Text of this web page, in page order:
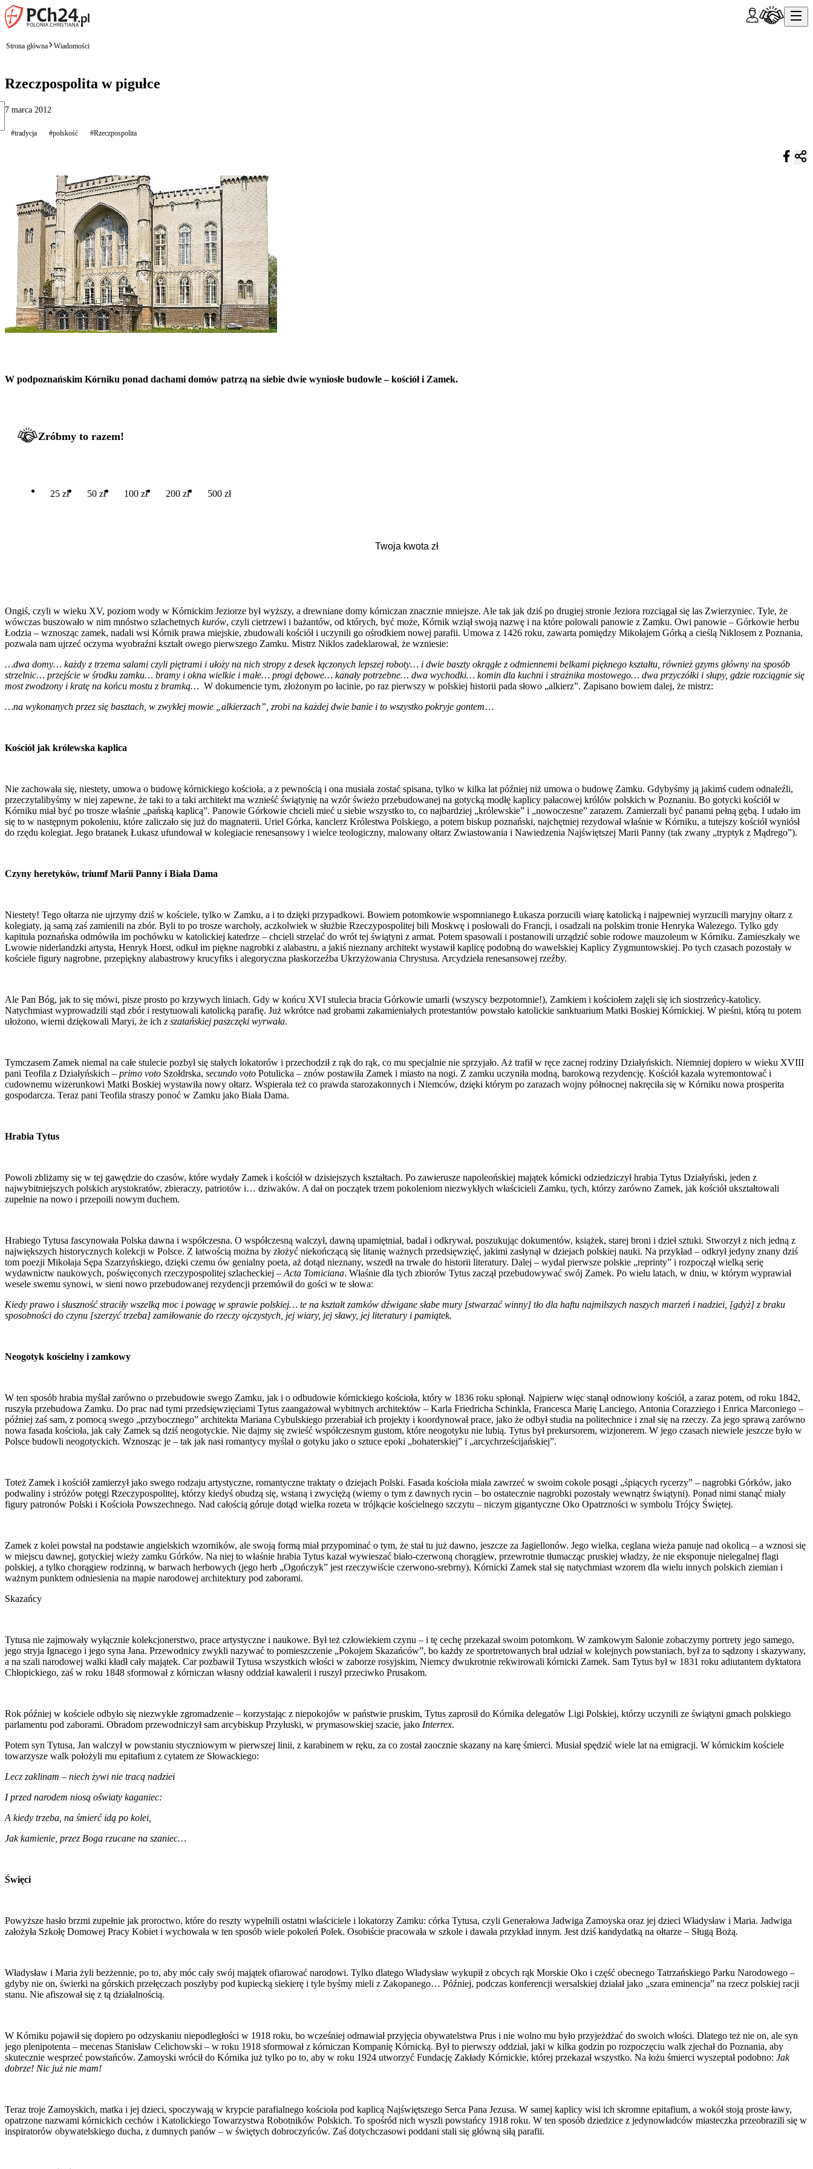
Strona główna Wiadomości
Rzeczpospolita w pigułce
7 marca 2012
#tradycja #polskość #Rzeczpospolita
W podpoznańskim Kórniku ponad dachami domów patrzą na siebie dwie wyniosłe budowle – kościół i Zamek.
Zróbmy to razem!
25 zł 50 zł 100 zł 200 zł 500 zł
Ongiś, czyli w wieku XV, poziom wody w Kórnickim Jeziorze był wyższy, a drewniane domy kórniczan znacznie mniejsze. Ale tak jak dziś po drugiej stronie Jeziora rozciągał się las Zwierzyniec. Tyle, że
wówczas buszowało w nim mnóstwo szlachetnych kurów, czyli cietrzewi i bażantów, od których, być może, Kórnik wziął swoją nazwę i na które polowali panowie z Zamku. Owi panowie – Górkowie herbu
Łodzia – wznosząc zamek, nadali wsi Kórnik prawa miejskie, zbudowali kościół i uczynili go ośrodkiem nowej parafii. Umowa z 1426 roku, zawarta pomiędzy Mikołajem Górką a cieślą Niklosem z Poznania,
pozwala nam ujrzeć oczyma wyobraźni kształt owego pierwszego Zamku. Mistrz Niklos zadeklarował, że wzniesie:
…dwa domy… każdy z trzema salami czyli piętrami i ułoży na nich stropy z desek łączonych lepszej roboty… i dwie baszty okrągłe z odmiennemi belkami pięknego kształtu, również gzyms główny na sposób
strzelnic… przejście w środku zamku… bramy i okna wielkie i małe… progi dębowe… kanały potrzebne… dwa wychodki… komin dla kuchni i strażnika mostowego… dwa przyczółki i słupy, gdzie rozciągnie się
most zwodzony i kratę na końcu mostu z bramką… W dokumencie tym, złożonym po łacinie, po raz pierwszy w polskiej historii pada słowo „alkierz”. Zapisano bowiem dalej, że mistrz:
…na wykonanych przez się basztach, w zwykłej mowie „alkierzach”, zrobi na każdej dwie banie i to wszystko pokryje gontem…
Kościół jak królewska kaplica
Nie zachowała się, niestety, umowa o budowę kórnickiego kościoła, a z pewnością i ona musiała zostać spisana, tylko w kilka lat później niż umowa o budowę Zamku. Gdybyśmy ją jakimś cudem odnaleźli,
przeczytalibyśmy w niej zapewne, że taki to a taki architekt ma wznieść świątynię na wzór świeżo przebudowanej na gotycką modłę kaplicy pałacowej królów polskich w Poznaniu. Bo gotycki kościół w
Kórniku miał być po trosze właśnie „pańską kaplicą”. Panowie Górkowie chcieli mieć u siebie wszystko to, co najbardziej „królewskie” i „nowoczesne” zarazem. Zamierzali być panami pełną gębą. I udało im
się to w następnym pokoleniu, które zaliczało się już do magnaterii. Uriel Górka, kanclerz Królestwa Polskiego, a potem biskup poznański, najchętniej rezydował właśnie w Kórniku, a tutejszy kościół wyniósł
do rzędu kolegiat. Jego bratanek Łukasz ufundował w kolegiacie renesansowy i wielce teologiczny, malowany ołtarz Zwiastowania i Nawiedzenia Najświętszej Marii Panny (tak zwany „tryptyk z Mądrego”).
Czyny heretyków, triumf Marii Panny i Biała Dama
Niestety! Tego ołtarza nie ujrzymy dziś w kościele, tylko w Zamku, a i to dzięki przypadkowi. Bowiem potomkowie wspomnianego Łukasza porzucili wiarę katolicką i najpewniej wyrzucili maryjny ołtarz z
kolegiaty, ją samą zaś zamienili na zbór. Byli to po trosze warchoły, aczkolwiek w służbie Rzeczypospolitej bili Moskwę i posłowali do Francji, i osadzali na polskim tronie Henryka Walezego. Tylko gdy
kapituła poznańska odmówiła im pochówku w katolickiej katedrze – chcieli strzelać do wrót tej świątyni z armat. Potem spasowali i postanowili urządzić sobie rodowe mauzoleum w Kórniku. Zamieszkały we
Lwowie niderlandzki artysta, Henryk Horst, odkuł im piękne nagrobki z alabastru, a jakiś nieznany architekt wystawił kaplicę podobną do wawelskiej Kaplicy Zygmuntowskiej. Po tych czasach pozostały w
kościele figury nagrobne, przepiękny alabastrowy krucyfiks i alegoryczna płaskorzeźba Ukrzyżowania Chrystusa. Arcydzieła renesansowej rzeźby.
Ale Pan Bóg, jak to się mówi, pisze prosto po krzywych liniach. Gdy w końcu XVI stulecia bracia Górkowie umarli (wszyscy bezpotomnie!), Zamkiem i kościołem zajęli się ich siostrzeńcy-katolicy.
Natychmiast wyprowadzili stąd zbór i restytuowali katolicką parafię. Już wkrótce nad grobami zakamieniałych protestantów powstało katolickie sanktuarium Matki Boskiej Kórnickiej. W pieśni, którą tu potem
ułożono, wierni dziękowali Maryi, że ich z szatańskiej paszczęki wyrwała.
Tymczasem Zamek niemal na całe stulecie pozbył się stałych lokatorów i przechodził z rąk do rąk, co mu specjalnie nie sprzyjało. Aż trafił w ręce zacnej rodziny Działyńskich. Niemniej dopiero w wieku XVIII
pani Teofila z Działyńskich – primo voto Szołdrska, secundo voto Potulicka – znów postawiła Zamek i miasto na nogi. Z zamku uczyniła modną, barokową rezydencję. Kościół kazała wyremontować i
cudownemu ­wizerunkowi ­Matki Boskiej wystawiła nowy ołtarz. Wspierała też co prawda starozakonnych i Niemców, dzięki którym po zarazach wojny północnej nakręciła się w Kórniku nowa prosperita
gospodarcza. Teraz pani Teofila straszy ponoć w Zamku jako Biała Dama.
Hrabia Tytus
Powoli zbliżamy się w tej gawędzie do czasów, które wydały Zamek i kościół w dzisiejszych kształtach. Po zawierusze napoleońskiej majątek kórnicki odziedziczył hrabia Tytus Działyński, jeden z
najwybitniejszych polskich arystokratów, zbieraczy, patriotów i… dziwaków. A dał on początek trzem pokoleniom niezwykłych właścicieli Zamku, tych, którzy zarówno Zamek, jak kościół ukształtowali
zupełnie na nowo i przepoili nowym duchem.
Hrabiego Tytusa fascynowała Polska dawna i współczesna. O współczesną walczył, dawną upamiętniał, badał i odkrywał, poszukując dokumentów, książek, starej broni i dzieł sztuki. Stworzył z nich jedną z
największych historycznych kolekcji w Polsce. Z łatwością można by złożyć niekończącą się litanię ważnych przedsięwzięć, jakimi zasłynął w dziejach polskiej nauki. Na przykład – odkrył jedyny znany dziś
tom poezji Mikołaja Sępa Szarzyńskiego, dzięki czemu ów genialny poeta, aż dotąd nieznany, wszedł na trwałe do historii literatury. Dalej – wydał pierwsze polskie „reprinty” i rozpoczął wielką serię
wydawnictw naukowych, poświęconych rzeczypospolitej szlacheckiej – Acta Tomiciana. Właśnie dla tych zbiorów Tytus zaczął przebudowywać swój Zamek. Po wielu latach, w dniu, w którym wyprawiał
wesele swemu synowi, w sieni nowo przebudowanej rezydencji przemówił do gości w te słowa:
Kiedy prawo i słuszność straciły wszelką moc i powagę w sprawie polskiej… te na kształt zamków dźwigane słabe mury [stwarzać winny] tło dla haftu najmilszych naszych marzeń i nadziei, [gdyż] z braku
sposobności do czynu [szerzyć trzeba] zamiłowanie do rzeczy ojczystych, jej wiary, jej sławy, jej literatury i pamiątek.
Neogotyk kościelny i zamkowy
W ten sposób hrabia myślał zarówno o przebudowie swego Zamku, jak i o odbudowie kórnickiego kościoła, który w 1836 roku spłonął. Najpierw więc stanął odnowiony kościół, a zaraz potem, od roku 1842,
ruszyła przebudowa Zamku. Do prac nad tymi przedsięwzięciami Tytus zaangażował wybitnych architektów – Karla Friedricha Schinkla, Francesca Marię Lanciego, Antonia Corazziego i Enrica Marconiego –
później zaś sam, z pomocą swego „przybocznego” architekta Mariana Cybulskiego przerabiał ich projekty i koordynował prace, jako że odbył studia na politechnice i znał się na rzeczy. Za jego sprawą zarówno
nowa fasada kościoła, jak cały Zamek są dziś neogotyckie. Nie dajmy się zwieść współczesnym gustom, które neogotyku nie lubią. Tytus był prekursorem, wizjonerem. W jego czasach niewiele jeszcze było w
Polsce budowli neogotyckich. Wznosząc je – tak jak nasi romantycy myślał o gotyku jako o sztuce epoki „bohaterskiej” i „arcychrześcijańskiej”.
Toteż Zamek i kościół zamierzył jako swego rodzaju artystyczne, romantyczne traktaty o dziejach Polski. Fasada kościoła miała zawrzeć w swoim cokole posągi „śpiących rycerzy” – nagrobki Górków, jako
podwaliny i stróżów potęgi Rzeczypospolitej, którzy kiedyś obudzą się, wstaną i zwyciężą (wiemy o tym z dawnych rycin – bo ostatecznie nagrobki pozostały wewnątrz świątyni). Ponad nimi stanąć miały
figury patronów Polski i Kościoła Powszechnego. Nad całością góruje dotąd wielka rozeta w trójkącie kościelnego szczytu – niczym gigantyczne Oko Opatrzności w symbolu Trójcy Świętej.
Zamek z kolei powstał na podstawie angielskich wzorników, ale swoją formą miał przypominać o tym, że stał tu już dawno, jeszcze za Jagiellonów. Jego wielka, ceglana wieża panuje nad okolicą – a wznosi się
w miejscu dawnej, gotyckiej wieży zamku Górków. Na niej to właśnie hrabia Tytus kazał wywieszać biało-czerwoną chorągiew, przewrotnie tłumacząc pruskiej władzy, że nie eksponuje nielegalnej flagi
polskiej, a tylko chorągiew rodzinną, w barwach herbowych (jego herb „Ogończyk” jest rzeczywiście czerwono-srebrny). Kórnicki Zamek stał się natychmiast wzorem dla wielu innych polskich ziemian i
ważnym punktem odniesienia na mapie narodowej architektury pod zaborami.
Skazańcy
Tytusa nie zajmowały wyłącznie kolekcjonerstwo, prace artystyczne i naukowe. Był też człowiekiem czynu – i tę cechę przekazał swoim potomkom. W zamkowym Salonie zobaczymy portrety jego samego,
jego stryja Ignacego i jego syna Jana. Przewodnicy zwykli nazywać to pomieszczenie „Pokojem Skazańców”, bo każdy ze sportretowanych brał udział w kolejnych powstaniach, był za to sądzony i skazywany,
a na szali narodowej walki kładł cały majątek. Car pozbawił Tytusa wszystkich włości w zaborze rosyjskim, Niemcy dwukrotnie rekwirowali kórnicki Zamek. Sam Tytus był w 1831 roku adiutantem dyktatora
Chłopickiego, zaś w roku 1848 sformował z kórniczan własny oddział kawalerii i ruszył przeciwko Prusakom.
Rok później w kościele odbyło się niezwykłe zgromadzenie – korzystając z niepokojów w państwie pruskim, Tytus zaprosił do Kórnika delegatów Ligi Polskiej, którzy uczynili ze świątyni gmach polskiego
parlamentu pod zaborami. ­Obradom przewodniczył sam arcybiskup Przyłuski, w prymasowskiej szacie, jako Interrex.
Potem syn Tytusa, Jan walczył w powstaniu styczniowym w pierwszej linii, z karabinem w ręku, za co został zaocznie skazany na karę śmierci. Musiał spędzić wiele lat na emigracji. W kórnickim kościele
towarzysze walk położyli mu epitafium z cytatem ze Słowackiego:
Lecz zaklinam – niech żywi nie tracą nadziei
I przed narodem niosą oświaty kaganiec:
A kiedy trzeba, na śmierć idą po kolei,
Jak kamienie, przez Boga rzucane na szaniec…
Święci
Powyższe hasło brzmi zupełnie jak proroctwo, które do reszty wypełnili ostatni właściciele i lokatorzy Zamku: córka Tytusa, czyli Generałowa Jadwiga Zamoyska oraz jej dzieci Władysław i Maria. Jadwiga
założyła Szkołę Domowej Pracy Kobiet i wychowała w ten sposób wiele pokoleń Polek. Osobiście pracowała w szkole i dawała przykład innym. Jest dziś kandydatką na ołtarze – Sługą Bożą.
Władysław i Maria żyli bezżennie, po to, aby móc cały swój majątek ofiarować narodowi. Tylko dlatego Władysław wykupił z obcych rąk Morskie Oko i część obecnego Tatrzańskiego Parku Narodowego –
gdyby nie on, świerki na górskich przełęczach poszłyby pod kupiecką siekierę i tyle byśmy mieli z Zakopanego… Później, podczas konferencji wersalskiej dzia­łał jako „szara eminencja” na rzecz polskiej racji
stanu. Nie afiszował się z tą działalnością.
W Kórniku pojawił się dopiero po odzyskaniu niepodległości w 1918 roku, bo wcześniej odmawiał przyjęcia obywatelstwa Prus i nie wolno mu było przyjeżdżać do swoich włości. Dlatego też nie on, ale syn
jego plenipotenta – mecenas Stanisław Celichowski – w roku 1918 sformował z kórniczan Kompanię Kórnicką. Był to pierwszy oddział, jaki w kilka godzin po rozpoczęciu walk zjechał do Poznania, aby
skutecznie wesprzeć powstańców. Zamoyski wrócił do Kórnika już tylko po to, aby w roku 1924 utworzyć Fundację Zakłady Kórnickie, której przekazał wszystko. Na łożu śmierci wyszeptał podobno: Jak
dobrze! Nic już nie mam!
Teraz troje Zamoyskich, matka i jej dzieci, spoczywają w krypcie parafialnego kościoła pod kaplicą Najświętszego Serca Pana Jezusa. W samej kaplicy wisi ich skromne epitafium, a wokół stoją proste ławy,
opatrzone nazwami kórnickich cechów i Katolickiego Towarzystwa Robotników Polskich. To spośród nich wyszli powstańcy 1918 roku. W ten sposób dziedzice z jedynowładców miasteczka przeobrazili się w
inspiratorów obywatelskiego ducha, z dumnych panów – w świętych dobroczyńców. Zaś dotychczasowi poddani stali się główną siłą parafii.